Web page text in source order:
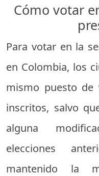
Cómo votar
Para votar en la
en Colombia, los
mismo puesto de
inscritos, salvo
alguna
elecciones
mantenido la